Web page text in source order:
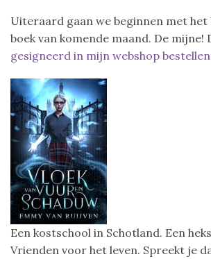
Uiteraard gaan we beginnen met
boek van komende maand. De mijne!
gesigneerd in mijn webshop bestellen
Een kostschool in Schotland. Een
Vrienden voor het leven. Spreekt je